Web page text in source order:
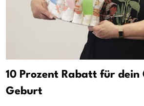
10 Prozent Rabatt für dein
Geburt